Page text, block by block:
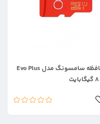
کارت حافظه سامسونگ مدل Evo Plus